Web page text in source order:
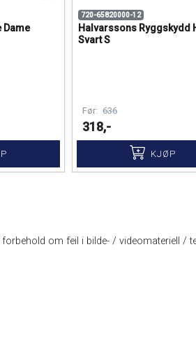
Dame
720-65820000-12
Halvarssons Ryggskydd
Svart S
Før: 636
318,-
KJØP
forbehold om feil i bilde- / videomateriell /